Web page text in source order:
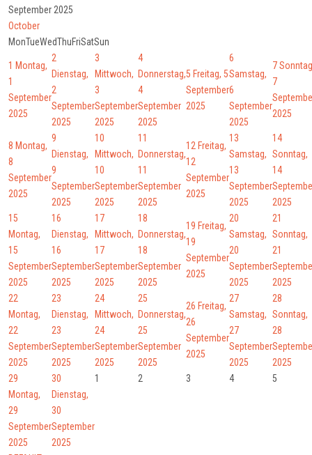
September 2025
October
MonTueWedThuFriSatSun
1 Montag,
1
September
2025
2
Dienstag,
2
September
2025
3
Mittwoch,
3
September
2025
4
Donnerstag,
4
September
2025
5 Freitag, 5
September
2025
6
Samstag,
6
September
2025
7
7
2025
8 Montag,
8
September
2025
9
Dienstag,
9
September
2025
10
Mittwoch,
10
September
2025
11
Donnerstag,
11
September
2025
12 Freitag,
12
September
2025
13
Samstag,
13
September
2025
14
Sonntag,
14
2025
15
Montag,
15
September
2025
16
Dienstag,
16
September
2025
17
Mittwoch,
17
September
2025
18
Donnerstag,
18
September
2025
19 Freitag,
19
September
2025
20
Samstag,
20
September
2025
21
Sonntag,
21
2025
22
Montag,
22
September
2025
23
Dienstag,
23
September
2025
24
Mittwoch,
24
September
2025
25
Donnerstag,
25
September
2025
26 Freitag,
26
September
2025
27
Samstag,
27
September
2025
28
Sonntag,
28
2025
29
Montag,
29
September
2025
30
Dienstag,
30
September
2025
1 2 3 4 5